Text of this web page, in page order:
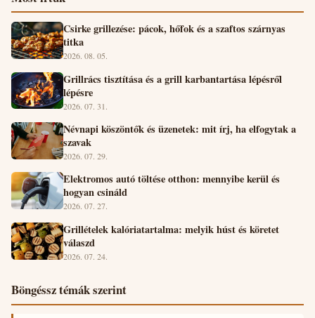
Csirke grillezése: pácok, hőfok és a szaftos szárnyas
titka
2026. 08. 05.
Grillrács tisztítása és a grill karbantartása lépésről
lépésre
2026. 07. 31.
Névnapi köszöntők és üzenetek: mit írj, ha elfogytak a
szavak
2026. 07. 29.
Elektromos autó töltése otthon: mennyibe kerül és
hogyan csináld
2026. 07. 27.
Grillételek kalóriatartalma: melyik húst és köretet
válaszd
2026. 07. 24.
Böngéssz témák szerint